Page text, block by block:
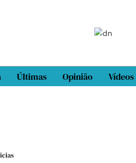
Últimas Opinião Vídeos